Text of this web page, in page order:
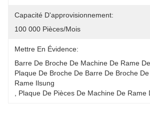
Capacité D'approvisionnement:
100 000 Pièces/mois
Mettre En Évidence:
Barre De Broche De Machine De Rame
Plaque De Broche De Barre De Broche
Rame Ilsung
Plaque De Pièces De Machine De Rame